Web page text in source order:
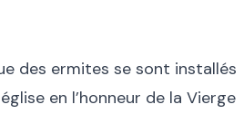
des ermites se sont installés
en l’honneur de la Vierge